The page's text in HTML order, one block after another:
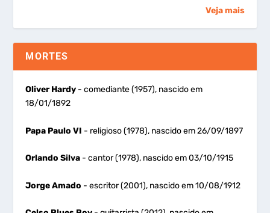
Veja mais
MORTES
Oliver Hardy - comediante (1957), nascido em
18/01/1892
Papa Paulo VI - religioso (1978), nascido em 26/09/1897
Orlando Silva - cantor (1978), nascido em 03/10/1915
Jorge Amado - escritor (2001), nascido em 10/08/1912